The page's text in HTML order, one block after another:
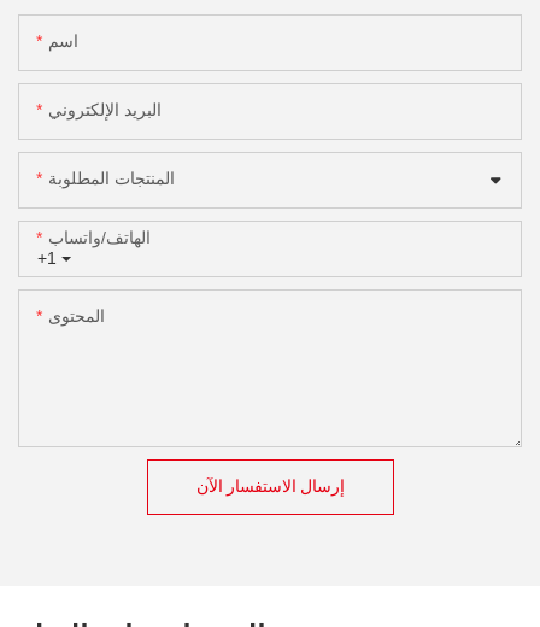
اسم
البريد الإلكتروني
المنتجات المطلوبة
+1
الهاتف/واتساب
المحتوى
إرسال الاستفسار الآن